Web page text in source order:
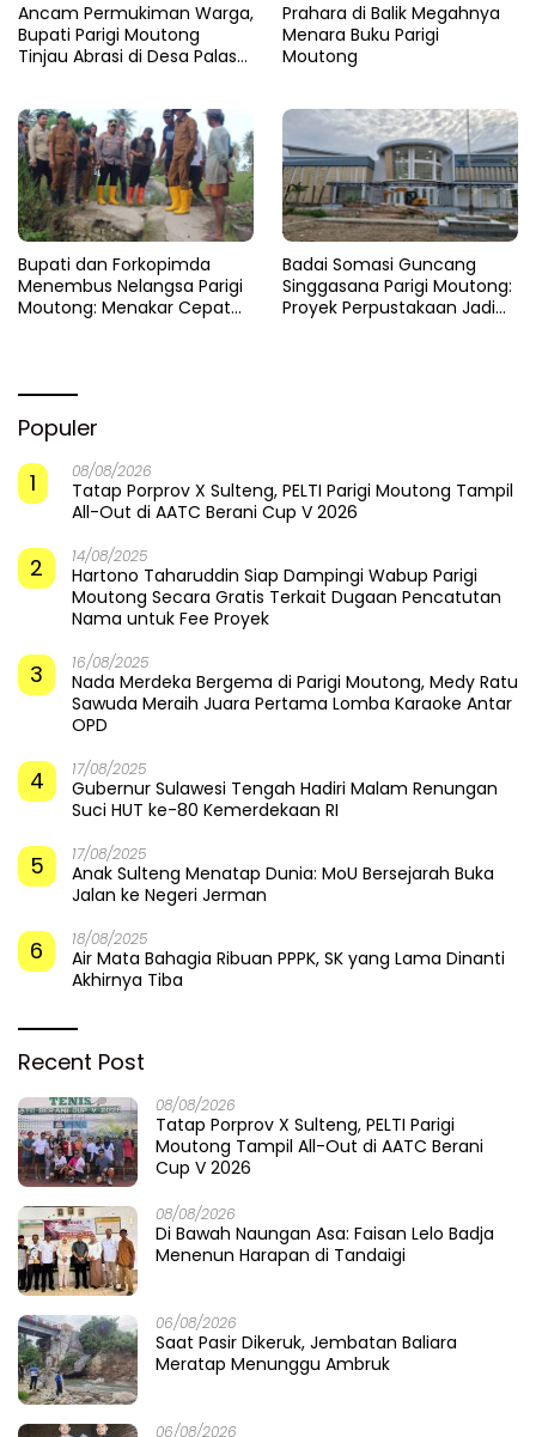
Ancam Permukiman Warga,
Bupati Parigi Moutong
Tinjau Abrasi di Desa Palasa
Prahara di Balik Megahnya
Menara Buku Parigi
Moutong
​Bupati dan Forkopimda
Menembus Nelangsa Parigi
Moutong: Menakar Cepat
Badai Somasi Guncang
Singgasana Parigi Moutong:
Proyek Perpustakaan Jadi
Populer
1
08/08/2026
Tatap Porprov X Sulteng, PELTI Parigi Moutong Tampil
All-Out di AATC Berani Cup V 2026
2 14/08/2025
Hartono Taharuddin Siap Dampingi Wabup Parigi
Moutong Secara Gratis Terkait Dugaan Pencatutan
Nama untuk Fee Proyek
3 16/08/2025
Nada Merdeka Bergema di Parigi Moutong, Medy Ratu
Sawuda Meraih Juara Pertama Lomba Karaoke Antar
OPD
4 17/08/2025
Gubernur Sulawesi Tengah Hadiri Malam Renungan
Suci HUT ke-80 Kemerdekaan RI
5 17/08/2025
Anak Sulteng Menatap Dunia: MoU Bersejarah Buka
Jalan ke Negeri Jerman
6 18/08/2025
Air Mata Bahagia Ribuan PPPK, SK yang Lama Dinanti
Akhirnya Tiba
Recent Post
08/08/2026
Tatap Porprov X Sulteng, PELTI Parigi
Moutong Tampil All-Out di AATC Berani
Cup V 2026
08/08/2026
Di Bawah Naungan Asa: Faisan Lelo Badja
Menenun Harapan di Tandaigi
06/08/2026
Saat Pasir Dikeruk, Jembatan Baliara
Meratap Menunggu Ambruk
06/08/2026